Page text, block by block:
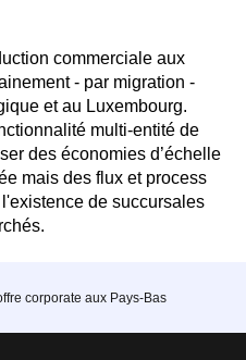
commerciale aux
- par migration -
et au Luxembourg.
multi-entité de
des économies d’échelle
mais des flux et process
de succursales
corporate aux Pays-Bas